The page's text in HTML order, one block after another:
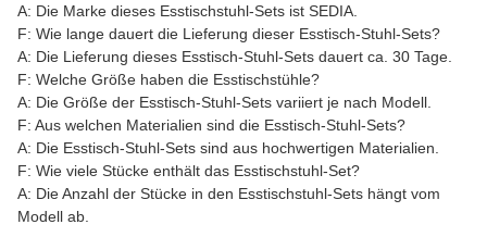
A: Die Marke dieses Esstischstuhl-Sets ist SEDIA.
F: Wie lange dauert die Lieferung dieser Esstisch-Stuhl-Sets?
A: Die Lieferung dieses Esstisch-Stuhl-Sets dauert ca. 30 Tage.
F: Welche Größe haben die Esstischstühle?
A: Die Größe der Esstisch-Stuhl-Sets variiert je nach Modell.
F: Aus welchen Materialien sind die Esstisch-Stuhl-Sets?
A: Die Esstisch-Stuhl-Sets sind aus hochwertigen Materialien.
F: Wie viele Stücke enthält das Esstischstuhl-Set?
A: Die Anzahl der Stücke in den Esstischstuhl-Sets hängt vom
Modell ab.